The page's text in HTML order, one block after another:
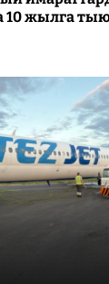
10 жылга